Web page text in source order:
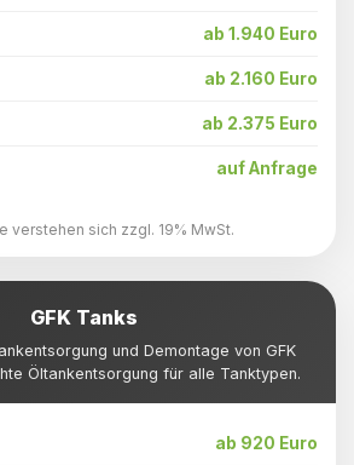
ab 1.940 Euro
ab 2.160 Euro
ab 2.375 Euro
auf Anfrage
verstehen sich zzgl. 19% MwSt.
GFK Tanks
und Demontage von GFK
Öltankentsorgung für alle Tanktypen.
ab 920 Euro